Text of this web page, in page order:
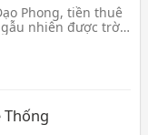
Phong, tiền thuê
nhiên được trời
thượng cổ pháp
Thống